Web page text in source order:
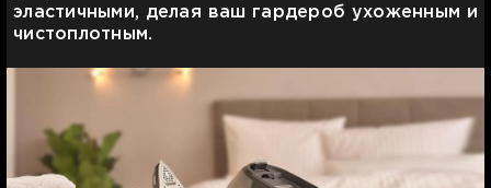
эластичными, делая ваш гардероб ухоженным и
чистоплотным.